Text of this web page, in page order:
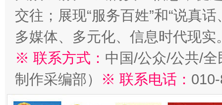
交往；展现“服务百姓”和“说真
多媒体、多元化、信息时代现实
※ 联系方式： 中国/公众/公共/
制作采编部）
※ 联系电话：